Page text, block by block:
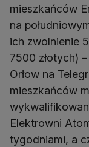
mieszkańców
na
ich zwolnienie
7500 złotych)
Orłow na
mieszkańców
Elektrowni
tygodniami, a